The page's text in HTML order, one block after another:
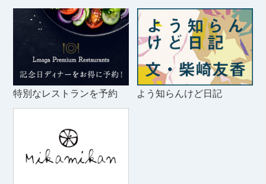
特別なレストランを予約 よう知らんけど日記